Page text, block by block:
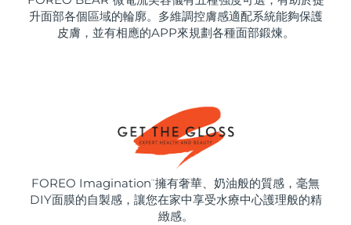
升面部各個區域的輪廓。多維調控膚感適配系統能夠保護
皮膚，並有相應的APP來規劃各種面部鍛煉。
FOREO Imagination ™ 擁有奢華、奶油般的質感，毫無
DIY面膜的自製感，讓您在家中享受水療中心護理般的精
緻感。